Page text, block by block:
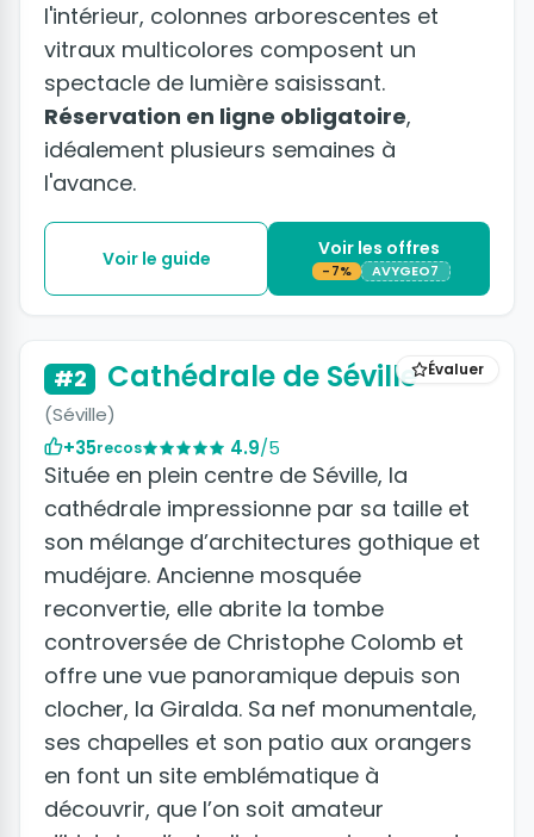
l'intérieur, colonnes arborescentes et
vitraux multicolores composent un
spectacle de lumière saisissant.
Réservation en ligne obligatoire,
idéalement plusieurs semaines à
l'avance.
Voir le guide Voir les offres
-7% AVYGEO7
Évaluer
#2 Cathédrale de Séville
(Séville)
+35recos 4.9/5
Située en plein centre de Séville, la
cathédrale impressionne par sa taille et
son mélange d’architectures gothique et
mudéjare. Ancienne mosquée
reconvertie, elle abrite la tombe
controversée de Christophe Colomb et
offre une vue panoramique depuis son
clocher, la Giralda. Sa nef monumentale,
ses chapelles et son patio aux orangers
en font un site emblématique à
découvrir, que l’on soit amateur